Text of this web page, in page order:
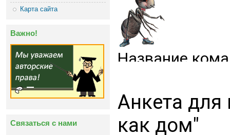
Карта сайта
Важно!
Связаться с нами